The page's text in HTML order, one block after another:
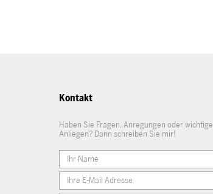
Kontakt
Haben Sie Fragen, Anregungen oder wichtige
Anliegen? Dann schreiben Sie mir!